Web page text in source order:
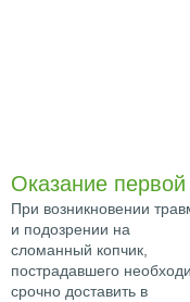
Оказание
При возникновении
и подозрении на
сломанный копчик,
пострадавшего
срочно доставить в